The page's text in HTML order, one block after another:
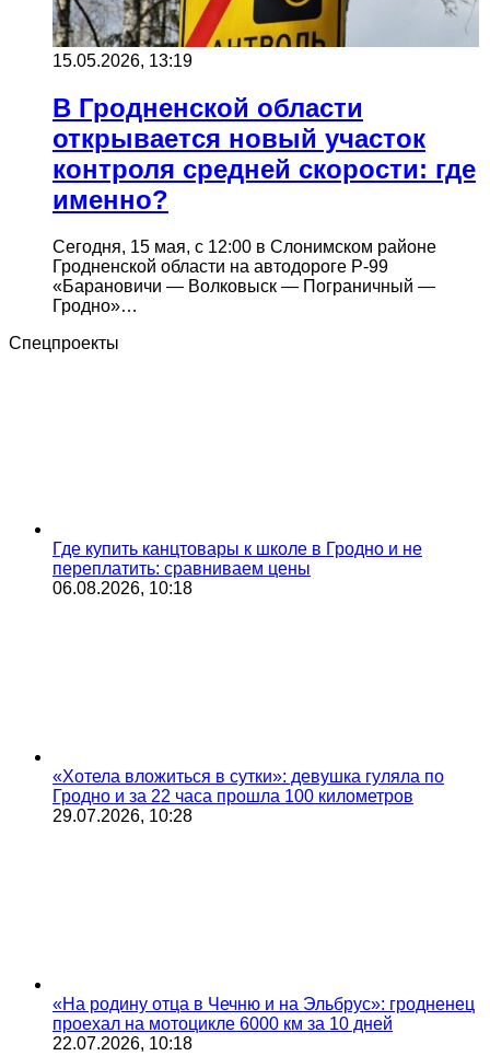
15.05.2026, 13:19
В Гродненской области
открывается новый участок
контроля средней скорости: где
именно?
Сегодня, 15 мая, с 12:00 в Слонимском районе
Гродненской области на автодороге Р-99
«Барановичи — Волковыск — Пограничный —
Гродно»…
Спецпроекты
Где купить канцтовары к школе в Гродно и не
переплатить: сравниваем цены
06.08.2026, 10:18
«Хотела вложиться в сутки»: девушка гуляла по
Гродно и за 22 часа прошла 100 километров
29.07.2026, 10:28
«На родину отца в Чечню и на Эльбрус»: гродненец
проехал на мотоцикле 6000 км за 10 дней
22.07.2026, 10:18